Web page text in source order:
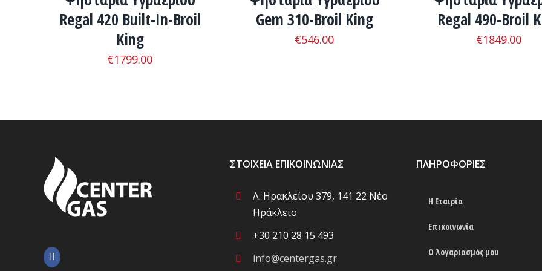
Regal 420 Built-In-Broil
King
€1799.00
Gem 310-Broil King
€546.00
Regal 490-Broil
€1849.00
ΣΤΟΙΧΕΊΑ ΕΠΙΚΟΙΝΩΝΊΑΣ
Λ. Ηρακλείου 379, 141 22 Νέο
Ηράκλειο
+30 210 28 15 493
info@centergas.gr
ΠΛΗΡΟΦΟΡΊΕΣ
Η Εταιρία
Επικοινωνία
Ο λογαριασμός μου